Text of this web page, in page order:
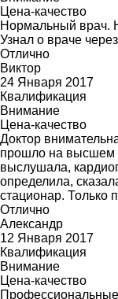
Цена-качество
Нормальный врач.
Узнал о враче
Отлично
Виктор
24 Января 2017
Квалификация
Внимание
Цена-качество
Доктор
прошло на высшем
выслушала,
определила,
стационар. Только
Отлично
Александр
12 Января 2017
Квалификация
Внимание
Цена-качество